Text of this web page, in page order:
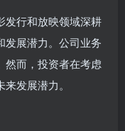
发行和放映领域深耕
发展潜力。公司业务
然而，投资者在考虑
发展潜力。